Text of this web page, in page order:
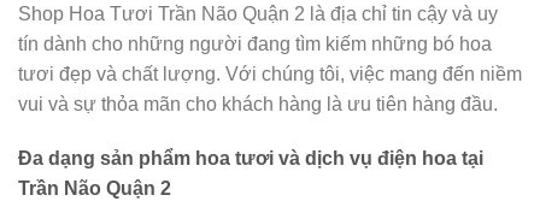
Shop Hoa Tươi Trần Não Quận 2 là địa chỉ tin cậy và uy
tín dành cho những người đang tìm kiếm những bó hoa
tươi đẹp và chất lượng. Với chúng tôi, việc mang đến niềm
vui và sự thỏa mãn cho khách hàng là ưu tiên hàng đầu.
Đa dạng sản phẩm hoa tươi và dịch vụ điện hoa tại
Trần Não Quận 2